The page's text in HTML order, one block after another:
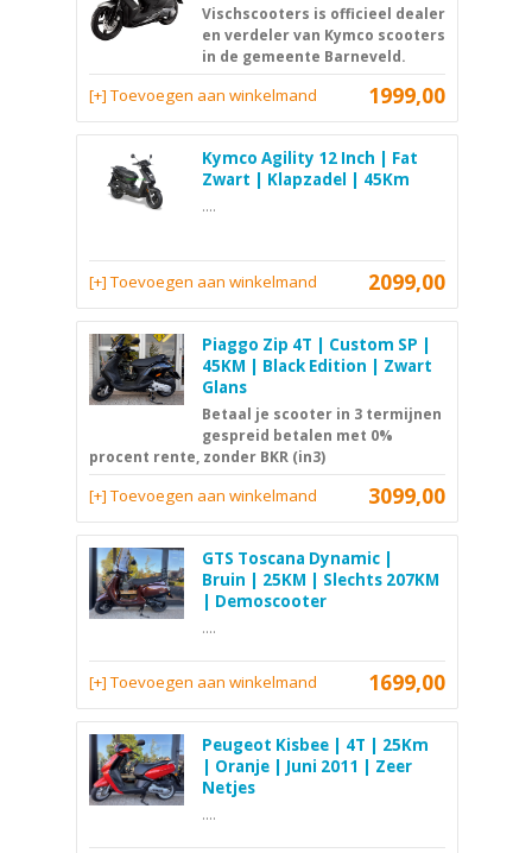
Vischscooters is officieel dealer
en verdeler van Kymco scooters
in de gemeente Barneveld.
1999,00
[+] Toevoegen aan winkelmand
Kymco Agility 12 Inch | Fat
Zwart | Klapzadel | 45Km
....
2099,00
[+] Toevoegen aan winkelmand
Piaggo Zip 4T | Custom SP |
45KM | Black Edition | Zwart
Glans
Betaal je scooter in 3 termijnen
gespreid betalen met 0%
procent rente, zonder BKR (in3)
3099,00
[+] Toevoegen aan winkelmand
GTS Toscana Dynamic |
Bruin | 25KM | Slechts 207KM
| Demoscooter
....
1699,00
[+] Toevoegen aan winkelmand
Peugeot Kisbee | 4T | 25Km
| Oranje | Juni 2011 | Zeer
Netjes
....